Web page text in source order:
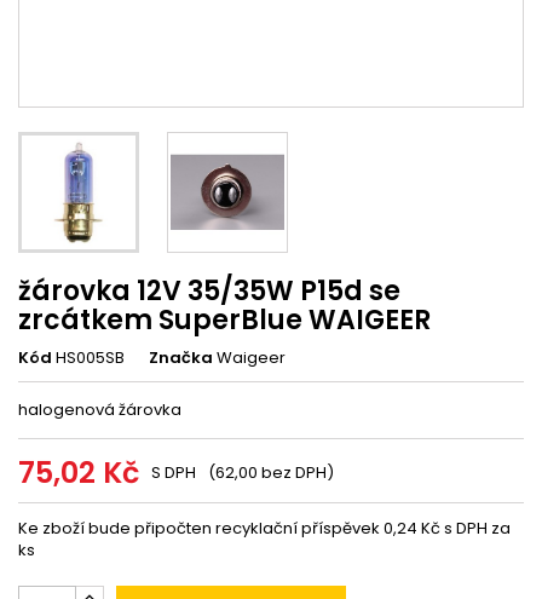
žárovka 12V 35/35W P15d se
zrcátkem SuperBlue WAIGEER
Kód HS005SB Značka Waigeer
halogenová žárovka
75,02 Kč S DPH (62,00 bez DPH)
Ke zboží bude připočten recyklační příspěvek 0,24 Kč s DPH za
ks